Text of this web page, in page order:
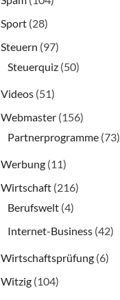
Sport (28)
Steuern (97)
Steuerquiz (50)
Videos (51)
Webmaster (156)
Partnerprogramme (73)
Werbung (11)
Wirtschaft (216)
Berufswelt (4)
Internet-Business (42)
Wirtschaftsprüfung (6)
Witzig (104)